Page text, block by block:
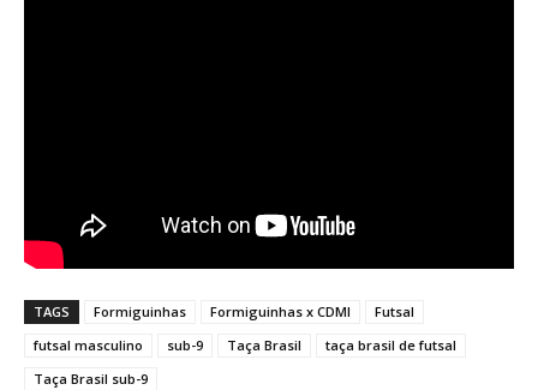
TAGS Formiguinhas Formiguinhas x CDMI
Futsal
futsal masculino
sub-9 Taça Brasil
taça brasil de futsal
Taça Brasil sub-9